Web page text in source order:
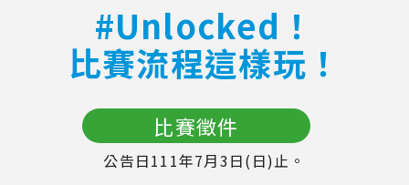
#Unlocked！
比賽流程這樣玩！
比賽徵件
公告日111年7月3日(日)止。